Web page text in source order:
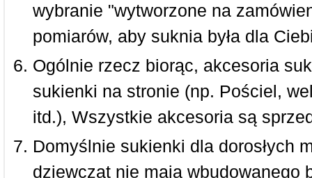
wybranie "wytworzone na
pomiarów, aby suknia była dla
Ogólnie rzecz biorąc, akcesoria
sukienki na stronie (np. Pościel,
itd.), Wszystkie akcesoria są
Domyślnie sukienki dla dorosłych
dziewcząt nie mają